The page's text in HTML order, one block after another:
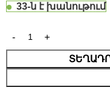
33-ն է խանութում